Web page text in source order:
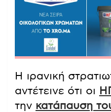
Η ιρανική
αντέτεινε ότι οι
την κατάπαυση